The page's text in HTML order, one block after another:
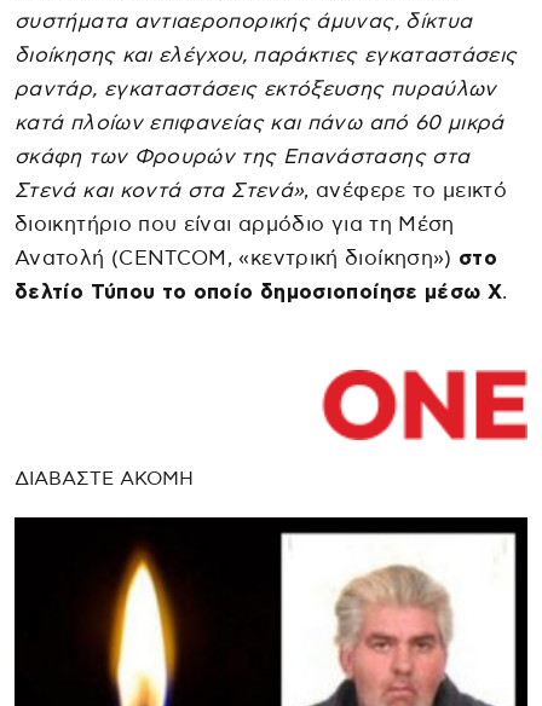
συστήματα αντιαεροπορικής άμυνας, δίκτυα
διοίκησης και ελέγχου, παράκτιες εγκαταστάσεις
ραντάρ, εγκαταστάσεις εκτόξευσης πυραύλων
κατά πλοίων επιφανείας και πάνω από 60 μικρά
σκάφη των Φρουρών της Επανάστασης στα
Στενά και κοντά στα Στενά», ανέφερε το μεικτό
διοικητήριο που είναι αρμόδιο για τη Μέση
Ανατολή (CENTCOM, «κεντρική διοίκηση») στο
δελτίο Τύπου το οποίο δημοσιοποίησε μέσω X.
ΔΙΑΒΑΣΤΕ ΑΚΟΜΗ